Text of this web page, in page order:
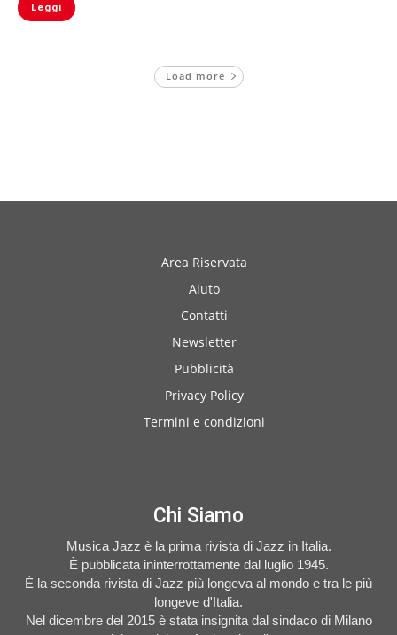
Leggi
Load more
Area Riservata
Aiuto
Contatti
Newsletter
Pubblicità
Privacy Policy
Termini e condizioni
Chi Siamo
Musica Jazz è la prima rivista di Jazz in Italia.
È pubblicata ininterrottamente dal luglio 1945.
È la seconda rivista di Jazz più longeva al mondo e tra le più
longeve d'Italia.
Nel dicembre del 2015 è stata insignita dal sindaco di Milano